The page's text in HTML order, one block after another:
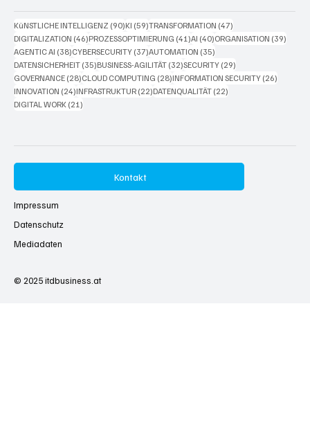
KüNSTLICHE INTELLIGENZ (90)90 Beiträge
KI (59)59 Beiträge
TRANSFORMATION (47)
DIGITALIZATION (46)46 Beiträge
PROZESSOPTIMIERUNG (41)41 Beiträge
AI (40)40 Beiträge
ORGANISATION (39)
AGENTIC AI (38)38 Beiträge
CYBERSECURITY (37)37 Beiträge
AUTOMATION (35)
DATENSICHERHEIT (35)35 Beiträge
BUSINESS-AGILITÄT (32)32 Beiträge
SECURITY (29)
GOVERNANCE (28)28 Beiträge
CLOUD COMPUTING (28)28 Beiträge
INFORMATION SECURITY (26)
INNOVATION (24)24 Beiträge
INFRASTRUKTUR (22)22 Beiträge
DATENQUALITÄT (22)
DIGITAL WORK (21)
Kontakt
Impressum
Datenschutz
Mediadaten
© 2025itdbusiness.at